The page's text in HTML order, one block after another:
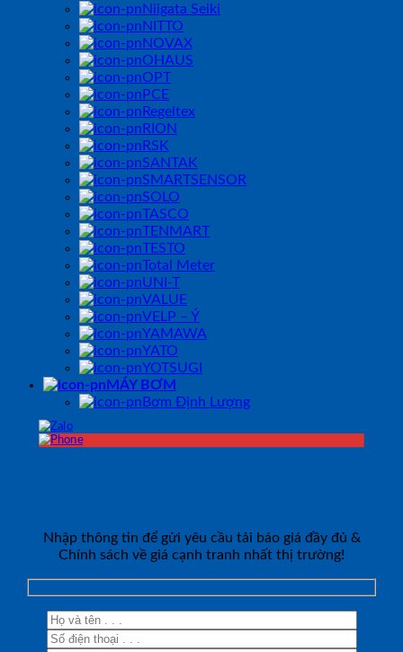
Niigata Seiki
NITTO
NOVAX
OHAUS
OPT
PCE
Regeltex
RION
RSK
SANTAK
SMARTSENSOR
SOLO
TASCO
TENMART
TESTO
Total Meter
UNI-T
VALUE
VELP – Ý
YAMAWA
YATO
YOTSUGI
MÁY BƠM
Bơm Định Lượng
Nhập thông tin để gửi yêu cầu tải báo giá đầy đủ &
Chính sách về giá cạnh tranh nhất thị trường!